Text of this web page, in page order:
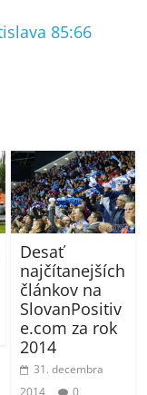
85:66
Desať
najčítanejších
článkov na
SlovanPositiv
e.com za rok
2014
31. decembra
2014
0